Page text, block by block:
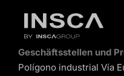
Geschäftsstellen und
Polígono industrial Vía